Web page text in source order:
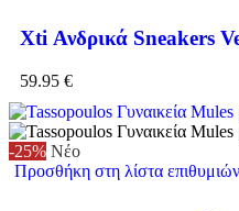
Xti Ανδρικά Sneakers
59.95 €
-25% Νέο
Προσθήκη στη λίστα επιθυμιών